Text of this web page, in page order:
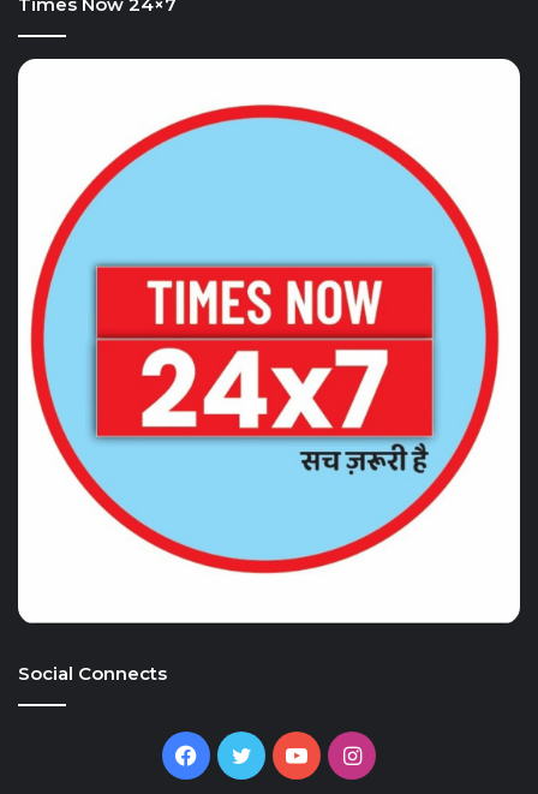
Social Connects
Facebook
TwitterYouTubeInstagram